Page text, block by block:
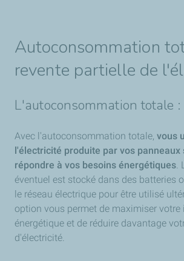
Autoconsommation
revente partielle de
L'autoconsommation totale :
Avec l'autoconsommation totale, vous
l'électricité produite par vos
répondre à vos besoins énergétiques.
éventuel est stocké dans des batteries
le réseau électrique pour être utilisé
option vous permet de maximiser votre
énergétique et de réduire davantage
d'électricité.